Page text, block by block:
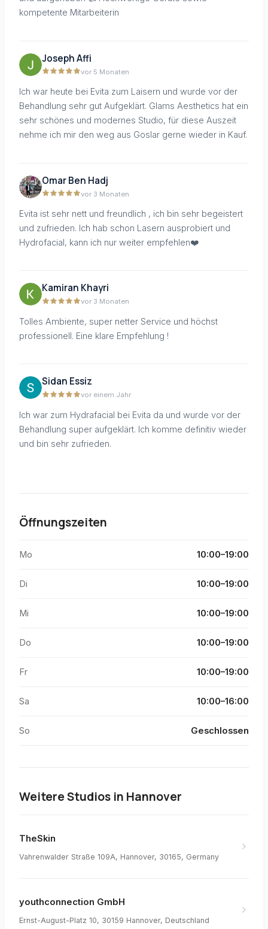
kompetente Mitarbeiterin
Joseph Affi
vor 5 Monaten
Ich war heute bei Evita zum Laisern und wurde vor der
Behandlung sehr gut Aufgeklärt. Glams Aesthetics hat ein
sehr schönes und modernes Studio, für diese Auszeit
nehme ich mir den weg aus Goslar gerne wieder in Kauf.
Omar Ben Hadj
vor 3 Monaten
Evita ist sehr nett und freundlich , ich bin sehr begeistert
und zufrieden. Ich hab schon Lasern ausprobiert und
Hydrofacial, kann ich nur weiter empfehlen❤️
Kamiran Khayri
vor 3 Monaten
Tolles Ambiente, super netter Service und höchst
professionell. Eine klare Empfehlung !
Sidan Essiz
vor einem Jahr
Ich war zum Hydrafacial bei Evita da und wurde vor der
Behandlung super aufgeklärt. Ich komme definitiv wieder
und bin sehr zufrieden.
Öffnungszeiten
Mo 10:00–19:00
Di 10:00–19:00
Mi 10:00–19:00
Do 10:00–19:00
Fr 10:00–19:00
Sa 10:00–16:00
So Geschlossen
Weitere Studios in Hannover
TheSkin
Vahrenwalder Straße 109A, Hannover, 30165, Germany
youthconnection GmbH
Ernst-August-Platz 10, 30159 Hannover, Deutschland